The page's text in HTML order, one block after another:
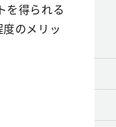
を得られる
のメリッ